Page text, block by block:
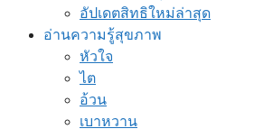
อัปเดตสิทธิใหม่ล่าสุด
อ่านความรู้สุขภาพ
หัวใจ
ไต
อ้วน
เบาหวาน